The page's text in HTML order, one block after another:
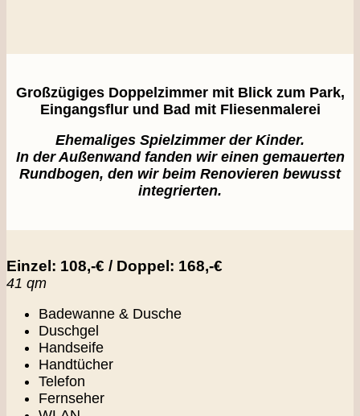
Großzügiges Doppelzimmer mit Blick zum Park,
Eingangsflur und Bad mit Fliesenmalerei
Ehemaliges Spielzimmer der Kinder.
In der Außenwand fanden wir einen gemauerten
Rundbogen, den wir beim Renovieren bewusst
integrierten.
Einzel: 108,-€ / Doppel: 168,-€
41 qm
Badewanne & Dusche
Duschgel
Handseife
Handtücher
Telefon
Fernseher